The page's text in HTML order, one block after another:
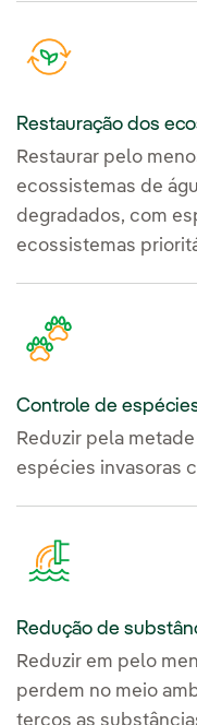
Restauração dos
Restaurar pelo
ecossistemas de
degradados, com
ecossistemas
Controle de
Reduzir pela
espécies invasoras
Redução de
Reduzir em pelo
perdem no meio